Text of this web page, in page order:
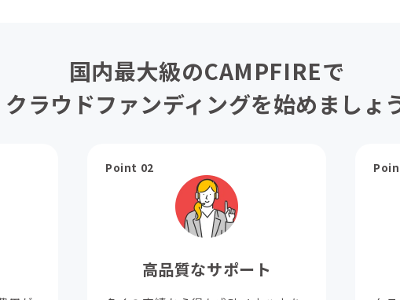
国内最大級のCAMPFIREで
クラウドファンディングを始めましょ
Point 02
高品質なサポート